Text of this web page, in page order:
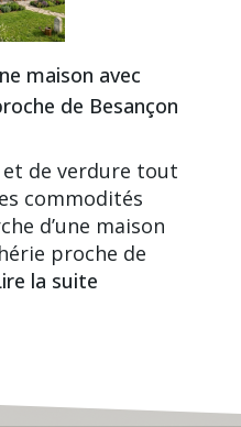
maison avec
de Besançon
et de verdure tout
commodités
d’une maison
proche de
la suite